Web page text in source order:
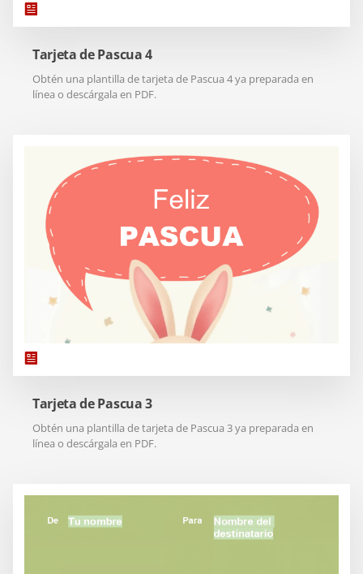
Tarjeta de Pascua 4
Obtén una plantilla de tarjeta de Pascua 4 ya preparada en
línea o descárgala en PDF.
Tarjeta de Pascua 3
Obtén una plantilla de tarjeta de Pascua 3 ya preparada en
línea o descárgala en PDF.